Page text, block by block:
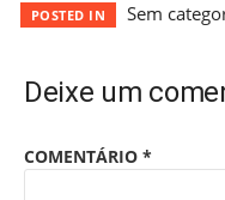
POSTED IN Sem
Deixe um
COMENTÁRIO *